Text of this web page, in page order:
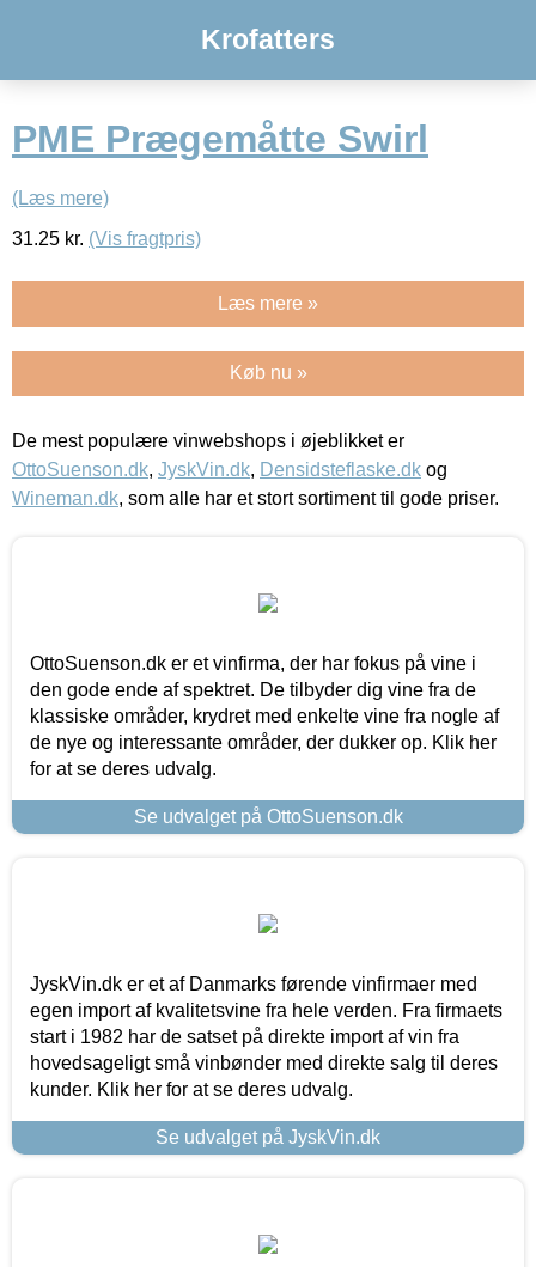
Krofatters
PME Prægemåtte Swirl
(Læs mere)
31.25 kr. (Vis fragtpris)
Læs mere »
Køb nu »
De mest populære vinwebshops i øjeblikket er
OttoSuenson.dk, JyskVin.dk, Densidsteflaske.dk og
Wineman.dk, som alle har et stort sortiment til gode priser.
OttoSuenson.dk er et vinfirma, der har fokus på vine i
den gode ende af spektret. De tilbyder dig vine fra de
klassiske områder, krydret med enkelte vine fra nogle af
de nye og interessante områder, der dukker op. Klik her
for at se deres udvalg.
Se udvalget på OttoSuenson.dk
JyskVin.dk er et af Danmarks førende vinfirmaer med
egen import af kvalitetsvine fra hele verden. Fra firmaets
start i 1982 har de satset på direkte import af vin fra
hovedsageligt små vinbønder med direkte salg til deres
kunder. Klik her for at se deres udvalg.
Se udvalget på JyskVin.dk